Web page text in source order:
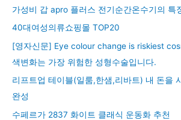
가성비 갑 apro 플러스 전기순간온수기의 특
40대여성의류쇼핑몰 TOP20
[영자신문] Eye colour change is riskiest
색변화는 가장 위험한 성형수술입니다.
리프트업 테이블(일룸,한샘,리바트) 내 돈을
완성
수페르가 2837 화이트 클래식 운동화 추천